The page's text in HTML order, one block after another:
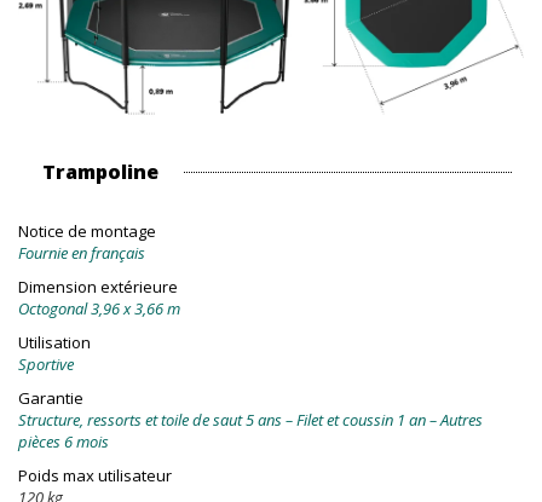
Trampoline
Notice de montage
Fournie en français
Dimension extérieure
Octogonal 3,96 x 3,66 m
Utilisation
Sportive
Garantie
Structure, ressorts et toile de saut 5 ans – Filet et coussin 1 an – Autres
pièces 6 mois
Poids max utilisateur
120 kg